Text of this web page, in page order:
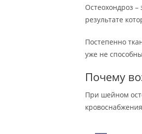
Остеохондроз –
результате
Постепенно
уже не
Почему
При шейном